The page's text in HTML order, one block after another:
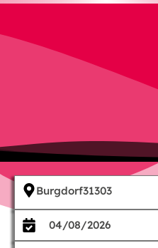
Burgdorf31303
04/08/2026